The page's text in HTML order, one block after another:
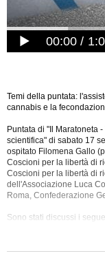
00:00
Temi della puntata:
cannabis e la
Puntata di "Il Maratoneta
scientifica" di sabato 17
ospitato Filomena Gallo
Coscioni per la libertà di
Coscioni per la libertà di
dell'Associazione Luca
Roma, Confederazione
Sono stati discussi i